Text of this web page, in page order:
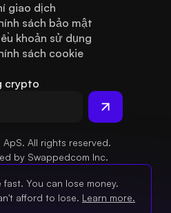
giao dịch
sách bảo mật
khoản sử dụng
sách cookie
crypto
All rights reserved.
by Swappedcom Inc.
You can lose money.
afford to lose. Learn more.